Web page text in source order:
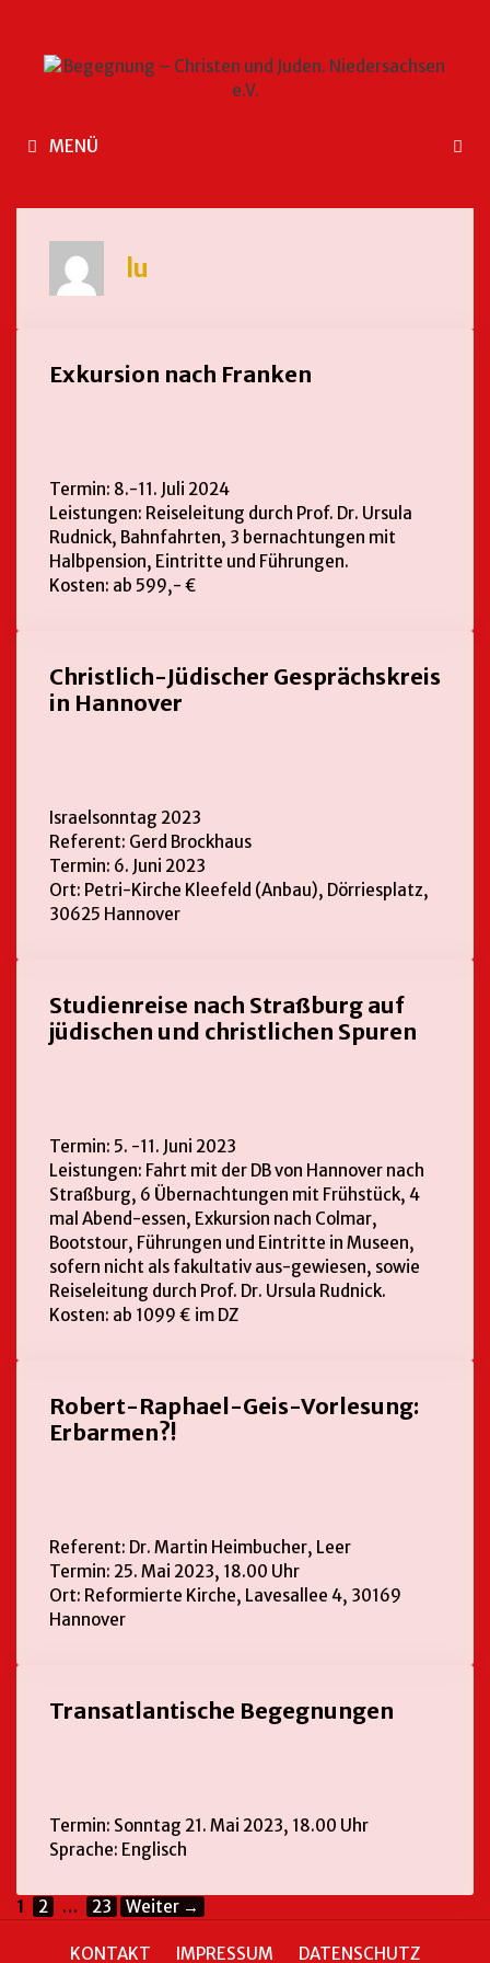
MENÜ
lu
Exkursion nach Franken
Termin: 8.-11. Juli 2024
Leistungen: Reiseleitung durch Prof. Dr. Ursula
Rudnick, Bahnfahrten, 3 bernachtungen mit
Halbpension, Eintritte und Führungen.
Kosten: ab 599,- €
Christlich-Jüdischer Gesprächskreis
in Hannover
Israelsonntag 2023
Referent: Gerd Brockhaus
Termin: 6. Juni 2023
Ort: Petri-Kirche Kleefeld (Anbau), Dörriesplatz,
30625 Hannover
Studienreise nach Straßburg auf
jüdischen und christlichen Spuren
Termin: 5. -11. Juni 2023
Leistungen: Fahrt mit der DB von Hannover nach
Straßburg, 6 Übernachtungen mit Frühstück, 4
mal Abend-essen, Exkursion nach Colmar,
Bootstour, Führungen und Eintritte in Museen,
sofern nicht als fakultativ aus-gewiesen, sowie
Reiseleitung durch Prof. Dr. Ursula Rudnick.
Kosten: ab 1099 € im DZ
Robert-Raphael-Geis-Vorlesung:
Erbarmen?!
Referent: Dr. Martin Heimbucher, Leer
Termin: 25. Mai 2023, 18.00 Uhr
Ort: Reformierte Kirche, Lavesallee 4, 30169
Hannover
Transatlantische Begegnungen
Termin: Sonntag 21. Mai 2023, 18.00 Uhr
Sprache: Englisch
1 2 … 23 Weiter →
KONTAKT IMPRESSUM DATENSCHUTZ